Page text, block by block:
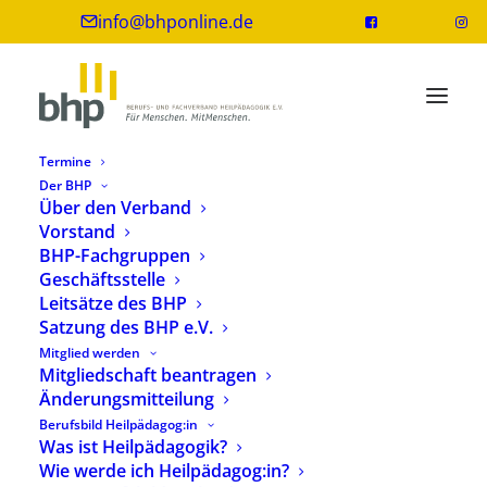
info@bhponline.de
Termine
Der BHP
Über den Verband
Vorstand
BHP-Fachgruppen
Geschäftsstelle
Leitsätze des BHP
Satzung des BHP e.V.
Mitglied werden
Mitgliedschaft beantragen
Änderungsmitteilung
Berufsbild Heilpädagog:in
Was ist Heilpädagogik?
Wie werde ich Heilpädagog:in?
Internationaler Tag der
Heilpädagogik – 13. April
3. April 2017 1 Minuten
Die Internationale Gesellschaft heilpädagogischer
Berufs- und Fachverbände (IGhB) hat auf ihrer